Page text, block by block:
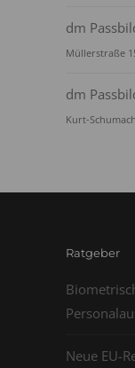
dm
Müllerstraße
dm
Kurt-
Ratgeber
Neue EU-